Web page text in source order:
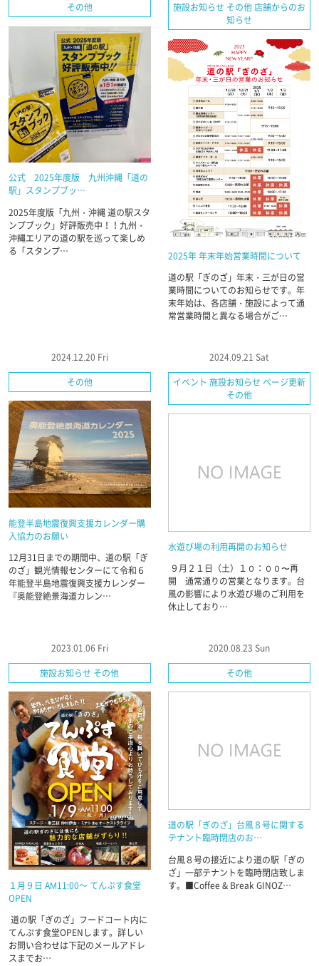
その他
公式 2025年度版 九州沖縄「道の
駅」スタンプブッ…
2025年度版「九州・沖縄 道の駅スタ
ンプブック」好評販売中！！九州・
沖縄エリアの道の駅を巡って楽しめ
る「スタンプ…
施設お知らせ その他 店舗からのお
知らせ
2025年 年末年始営業時間について
道の駅「ぎのざ」年末・三が日の営
業時間についてのお知らせです。年
末年始は、各店舗・施設によって通
常営業時間と異なる場合がご…
2024.12.20 Fri
その他
能登半島地震復興支援カレンダー購
入協力のお願い
12月31日までの期間中、道の駅「ぎ
のざ」観光情報センターにて令和６
年能登半島地震復興支援カレンダー
『奥能登絶景海道カレン…
2024.09.21 Sat
イベント 施設お知らせ ページ更新
その他
水遊び場の利用再開のお知らせ
９月２１日（土）１０：００〜再
開 通常通りの営業となります。台
風の影響により水遊び場のご利用を
休止しており…
2023.01.06 Fri
施設お知らせ その他
１月９日 AM11:00～ てんぷす食堂
OPEN
道の駅「ぎのざ」フードコート内に
てんぷす食堂OPENします。詳しい
お問い合わせは下記のメールアドレ
スまでお…
2020.08.23 Sun
その他
道の駅「ぎのざ」台風８号に関する
テナント臨時閉店のお…
台風８号の接近により道の駅「ぎの
ざ」一部テナントを臨時閉店致しま
す。■Coffee & Break GINOZ…